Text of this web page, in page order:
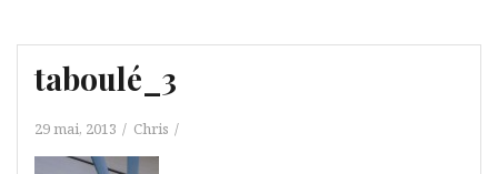
taboulé_3
29 mai, 2013 Chris